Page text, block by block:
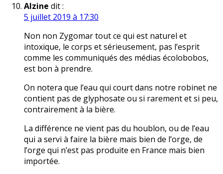
Alzine dit :
5 juillet 2019 à 17:30
Non non Zygomar tout ce qui est naturel et
intoxique, le corps et sérieusement, pas l’esprit
comme les communiqués des médias écolobobos,
est bon à prendre.
On notera que l’eau qui court dans notre robinet ne
contient pas de glyphosate ou si rarement et si peu,
contrairement à la bière.
La différence ne vient pas du houblon, ou de l’eau
qui a servi à faire la bière mais bien de l’orge, de
l’orge qui n’est pas produite en France mais bien
importée.